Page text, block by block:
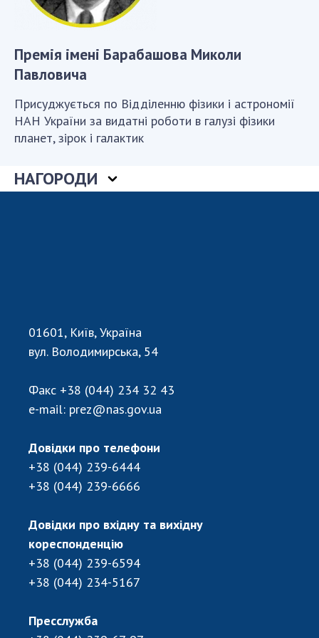
Відкрита наука в НАН України
Підготовка наукових кадрів
МІЖНАРОДНЕ СПІВРОБІТНИЦТВО
Членство в міжнародних організаціях
Міжнародні програми та конкурси
ЗАСІДАННЯ ПРЕЗИДІЇ НАН УКРАЇНИ
МЕДІА ПРО НАС
АКАДЕМІЯ КОМЕНТУЄ
КОНТАКТИ
КАБІНЕТ
Премія імені Барабашова Миколи
Павловича
Присуджується по Відділенню фізики і астрономії
НАН України за видатні роботи в галузі фізики
планет, зірок і галактик
НАГОРОДИ
01601, Київ, Україна
вул. Володимирська, 54
Факс +38 (044) 234 32 43
e-mail: prez@nas.gov.ua
Довідки про телефони
+38 (044) 239-6444
+38 (044) 239-6666
Довідки про вхідну та вихідну
кореспонденцію
+38 (044) 239-6594
+38 (044) 234-5167
Пресслужба